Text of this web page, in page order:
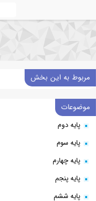
مربوط به این بخش
موضوعات
پایه دوم
پایه سوم
پایه چهارم
پایه پنجم
پایه ششم